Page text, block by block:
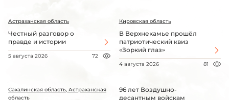
Астраханская область
Честный разговор о
правде и истории
5 августа 2026 72
Кировская область
В Верхнекамье прошёл
патриотический квиз
«Зоркий глаз»
4 августа 2026 81
Сахалинская область, Астраханская
область
96 лет Воздушно-
десантным войскам